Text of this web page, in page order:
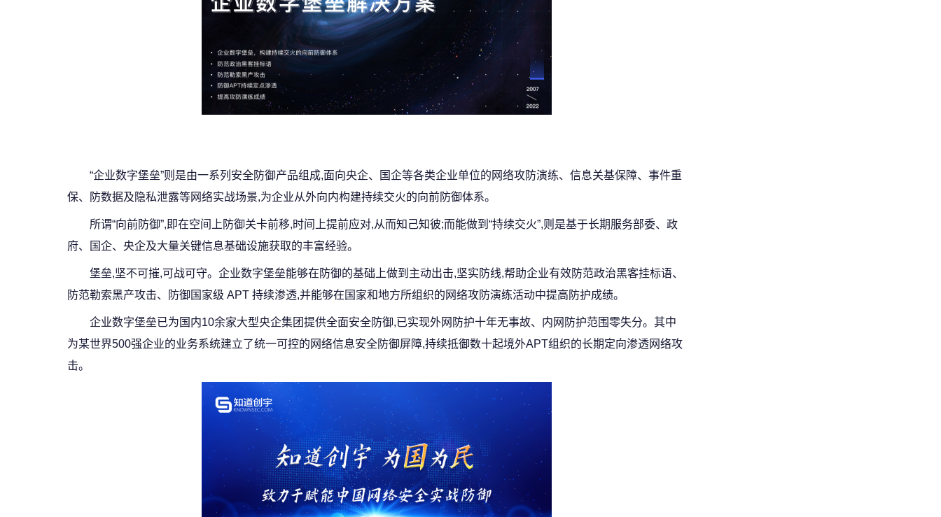
“企业数字堡垒”则是由一系列安全防御产品组成,面向央企、国企等各类企业单位的网络攻防演练、信息关基保障、事件重
保、防数据及隐私泄露等网络实战场景,为企业从外向内构建持续交火的向前防御体系。
所谓“向前防御”,即在空间上防御关卡前移,时间上提前应对,从而知己知彼;而能做到“持续交火”,则是基于长期服务部委、政
府、国企、央企及大量关键信息基础设施获取的丰富经验。
堡垒,坚不可摧,可战可守。企业数字堡垒能够在防御的基础上做到主动出击,坚实防线,帮助企业有效防范政治黑客挂标语、
防范勒索黑产攻击、防御国家级 APT 持续渗透,并能够在国家和地方所组织的网络攻防演练活动中提高防护成绩。
企业数字堡垒已为国内10余家大型央企集团提供全面安全防御,已实现外网防护十年无事故、内网防护范围零失分。其中
为某世界500强企业的业务系统建立了统一可控的网络信息安全防御屏障,持续抵御数十起境外APT组织的长期定向渗透网络攻
击。